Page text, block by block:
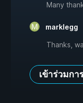
Many
marklegg
Thanks,
เข้าร่วมก